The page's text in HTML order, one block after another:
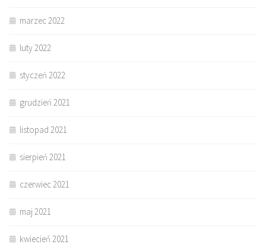
marzec 2022
luty 2022
styczeń 2022
grudzień 2021
listopad 2021
sierpień 2021
czerwiec 2021
maj 2021
kwiecień 2021